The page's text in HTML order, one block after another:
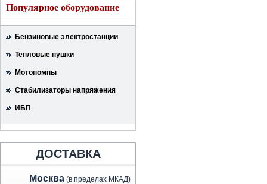
Популярное оборудование
Бензиновые электростанции
Тепловые пушки
Мотопомпы
Стабилизаторы напряжения
ИБП
ДОСТАВКА
Москва (в пределах МКАД)